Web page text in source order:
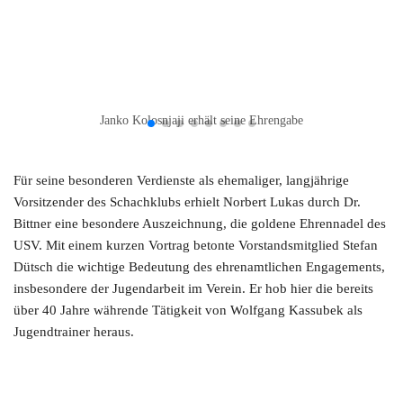
Janko Kolosnjaji erhält seine Ehrengabe
Für seine besonderen Verdienste als ehemaliger, langjährige
Vorsitzender des Schachklubs erhielt Norbert Lukas durch Dr.
Bittner eine besondere Auszeichnung, die goldene Ehrennadel des
USV. Mit einem kurzen Vortrag betonte Vorstandsmitglied Stefan
Dütsch die wichtige Bedeutung des ehrenamtlichen Engagements,
insbesondere der Jugendarbeit im Verein. Er hob hier die bereits
über 40 Jahre währende Tätigkeit von Wolfgang Kassubek als
Jugendtrainer heraus.